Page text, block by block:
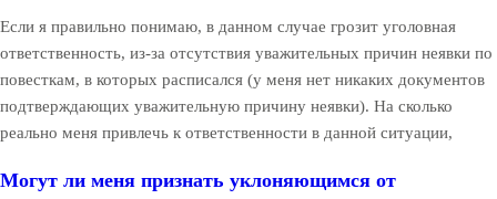
Если я правильно понимаю, в данном случае грозит уголовная
ответственность, из-за отсутствия уважительных причин неявки по
повесткам, в которых расписался (у меня нет никаких документов
подтверждающих уважительную причину неявки). На сколько
реально меня привлечь к ответственности в данной ситуации,
Могут ли меня признать уклоняющимся от